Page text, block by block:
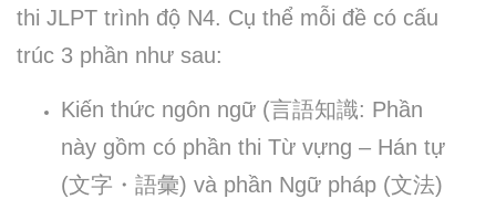
thi JLPT trình độ N4. Cụ thể mỗi đề có cấu
trúc 3 phần như sau:
Kiến thức ngôn ngữ (言語知識: Phần
này gồm có phần thi Từ vựng – Hán tự
(文字・語彙) và phần Ngữ pháp (文法)